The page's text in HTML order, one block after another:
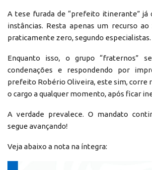
A tese furada de “prefeito itinerante” já
instâncias. Resta apenas um recurso ao
praticamente zero, segundo especialistas.
Enquanto isso, o grupo “fraternos”
condenações e respondendo por
prefeito Robério Oliveira, este sim, corre
o cargo a qualquer momento, após ficar
A verdade prevalece. O mandato
segue avançando!
Veja abaixo a nota na íntegra: